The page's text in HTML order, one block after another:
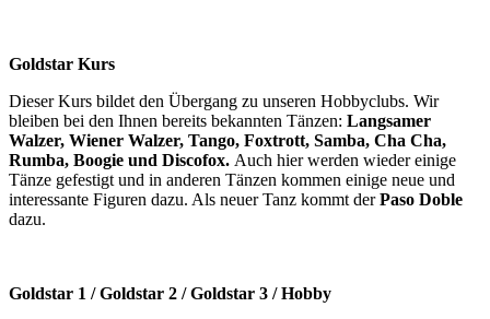
Goldstar Kurs
Dieser Kurs bildet den Übergang zu unseren Hobbyclubs. Wir
bleiben bei den Ihnen bereits bekannten Tänzen: Langsamer
Walzer, Wiener Walzer, Tango, Foxtrott, Samba, Cha Cha,
Rumba, Boogie und Discofox. Auch hier werden wieder einige
Tänze gefestigt und in anderen Tänzen kommen einige neue und
interessante Figuren dazu. Als neuer Tanz kommt derPaso Doble
dazu.
Goldstar 1 / Goldstar 2 / Goldstar 3 / Hobby